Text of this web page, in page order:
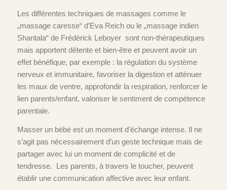
Les différentes techniques de massages comme le
„massage caresse“ d’Eva Reich ou le „massage indien
Shantala“ de Frédérick Leboyer sont non-thérapeutiques
mais apportent détente et bien-être et peuvent avoir un
effet bénéfique, par exemple : la régulation du système
nerveux et immunitaire, favoriser la digestion et atténuer
les maux de ventre, approfondir la respiration, renforcer le
lien parents/enfant, valoriser le sentiment de compétence
parentale.
Masser un bébé est un moment d’échange intense. Il ne
s’agit pas nécessairement d’un geste technique mais de
partager avec lui un moment de complicité et de
tendresse. Les parents, à travers le toucher, peuvent
établir une communication affective avec leur enfant.